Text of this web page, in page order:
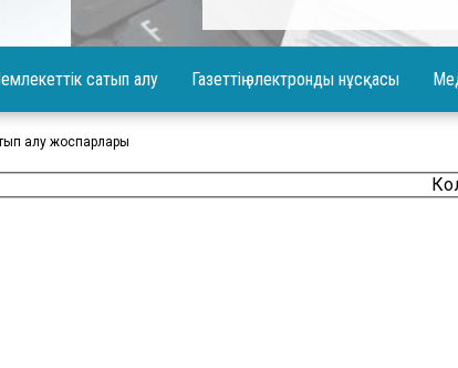
сатып алу
сатып алу
Газеттің электронды нұсқасы
алу жоспарлары